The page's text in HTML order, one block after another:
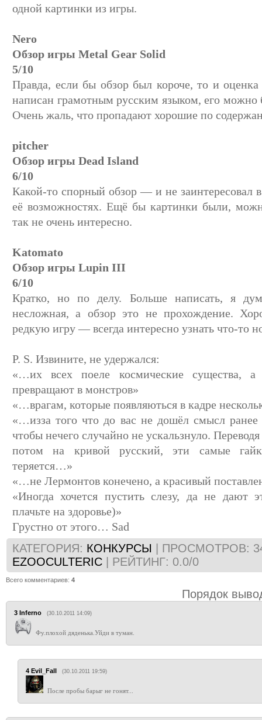
одной картинки из игры.
Nero
Обзор игры Metal Gear Solid
5/10
Правда, если бы обзор был короче, то и
написан грамотным русским языком, его
Очень жаль, что пропадают хорошие по
pitcher
Обзор игры Dead Island
6/10
Какой-то спорный обзор — и не заинтересовал
её возможностях. Ещё бы картинки были,
так не очень интересно.
Katomato
Обзор игры Lupin III
6/10
Кратко, но по делу. Больше написать, я
несложная, а обзор это не прохождение.
редкую игру — всегда интересно узнать что-то
P. S. Извините, не удержался:
«…их всех поеле космические существа,
превращают в монстров»
«…врагам, которые появляються в кадре
«…изза того что до вас не дошёл смысл ранее
чтобы нечего случайно не ускальзнуло.
потом на кривой русский, эти самые
теряется…»
«…не Лермонтов конечено, а красивый
«Иногда хочется пустить слезу, да не дают
плачьте на здоровье)»
Грустно от этого… Sad
КАТЕГОРИЯ: КОНКУРСЫ ПРОСМОТРОВ:
EZOOCULTERIC
РЕЙТИНГ: 0.0/0
Всего комментариев: 4
Порядок
3 Inferno (30.10.2011 14:09)
Фу.плохой дяденька.Уйди в туман.
4 Evil_Fall (30.10.2011 19:59)
После пробы барыг не гонят...